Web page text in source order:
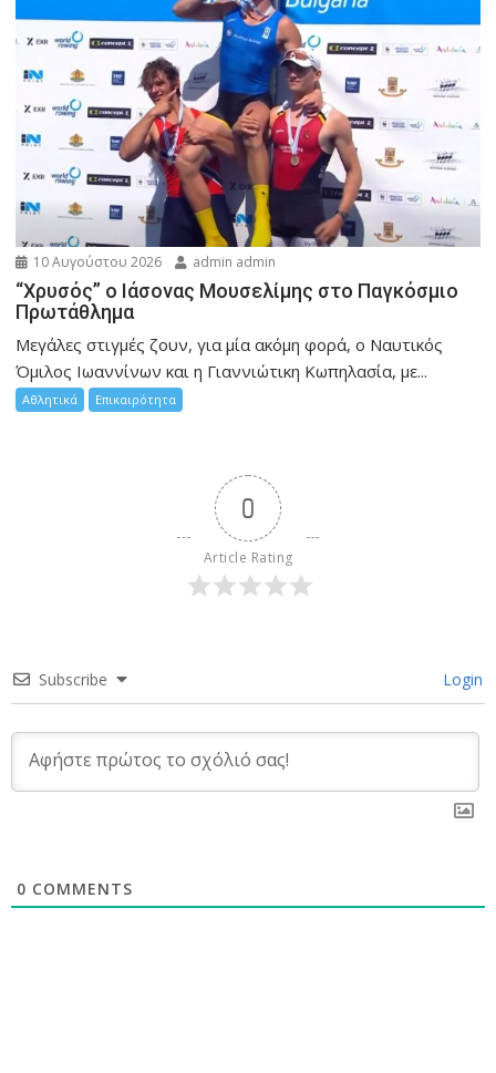
10 Αυγούστου 2026 admin admin
“Χρυσός” ο Ιάσονας Μουσελίμης στο Παγκόσμιο
Πρωτάθλημα
Μεγάλες στιγμές ζουν, για μία ακόμη φορά, ο Ναυτικός
Όμιλος Ιωαννίνων και η Γιαννιώτικη Κωπηλασία, με...
Αθλητικά Επικαιρότητα
0
Article Rating
Subscribe Login
0 COMMENTS